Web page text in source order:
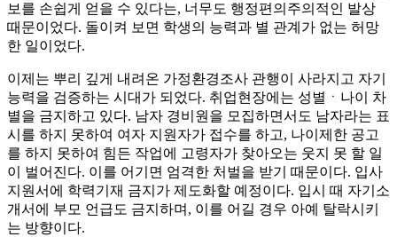
보를 손쉽게 얻을 수 있다는, 너무도 행정편의주의적인 발상
때문이었다. 돌이켜 보면 학생의 능력과 별 관계가 없는 허망
한 일이었다.
이제는 뿌리 깊게 내려온 가정환경조사 관행이 사라지고 자기
능력을 검증하는 시대가 되었다. 취업현장에는 성별ㆍ나이 차
별을 금지하고 있다. 남자 경비원을 모집하면서도 남자라는 표
시를 하지 못하여 여자 지원자가 접수를 하고, 나이제한 공고
를 하지 못하여 힘든 작업에 고령자가 찾아오는 웃지 못 할 일
이 벌어진다. 이를 어기면 엄격한 처벌을 받기 때문이다. 입사
지원서에 학력기재 금지가 제도화할 예정이다. 입시 때 자기소
개서에 부모 언급도 금지하며, 이를 어길 경우 아예 탈락시키
는 방향이다.